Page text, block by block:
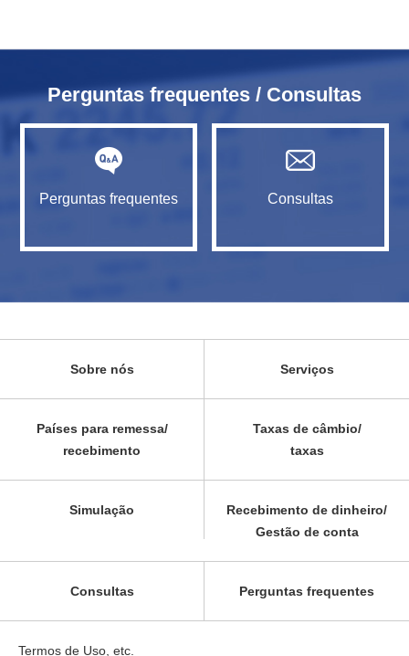
Perguntas frequentes / Consultas
Perguntas frequentes Consultas
Sobre nós Serviços
Países para remessa/
recebimento
Taxas de câmbio/
taxas
Simulação
Recebimento de dinheiro/
Gestão de conta
Consultas Perguntas frequentes
Termos de Uso, etc.